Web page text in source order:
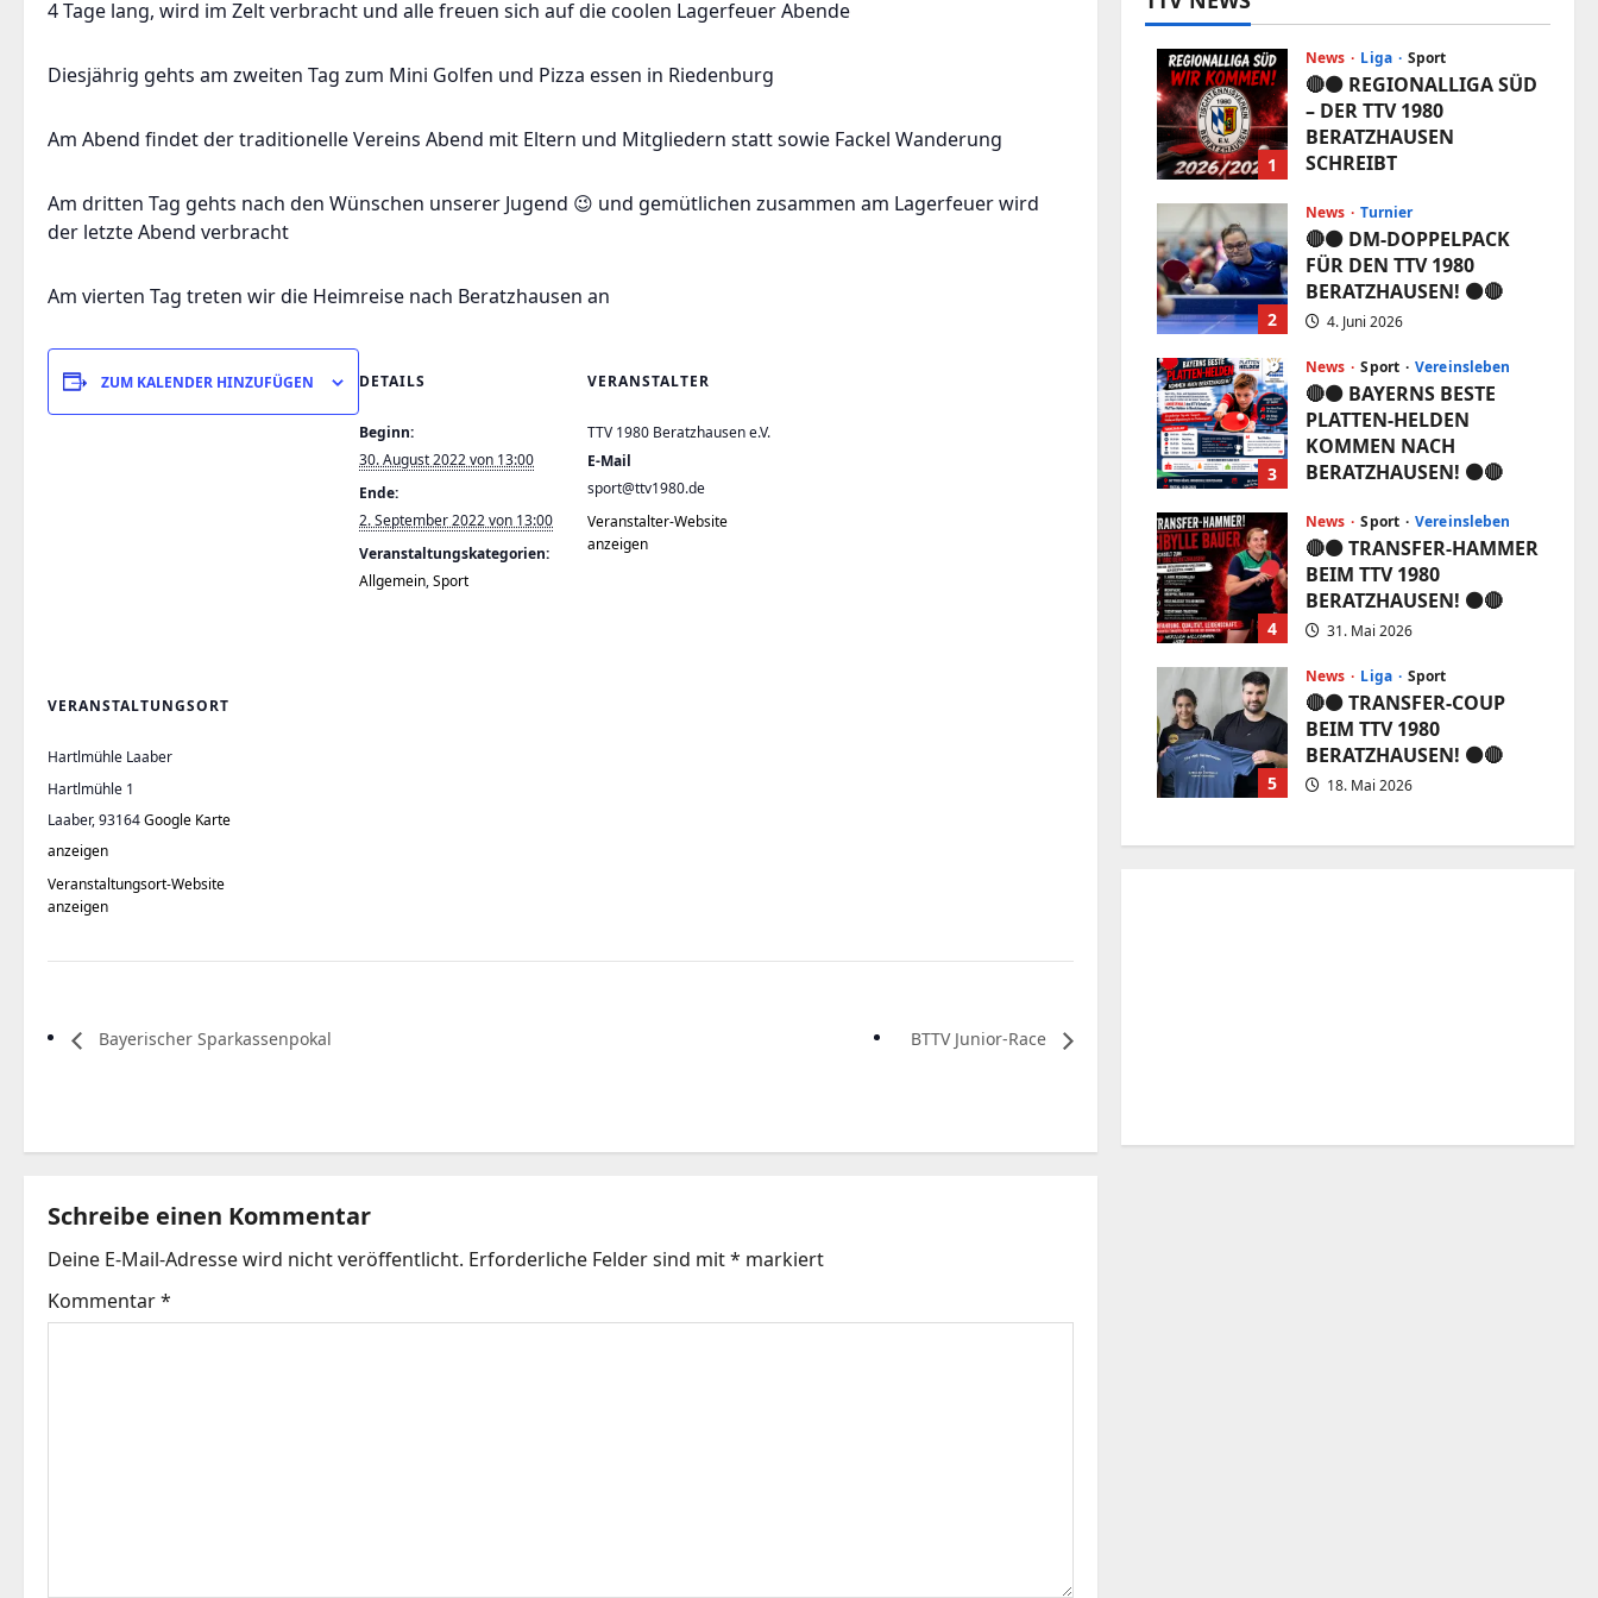
4 Tage lang, wird im Zelt verbracht und alle freuen sich auf die coolen Lagerfeuer Abende
Diesjährig gehts am zweiten Tag zum Mini Golfen und Pizza essen in Riedenburg
Am Abend findet der traditionelle Vereins Abend mit Eltern und Mitgliedern statt sowie Fackel Wanderung
Am dritten Tag gehts nach den Wünschen unserer Jugend 😉 und gemütlichen zusammen am Lagerfeuer wird
der letzte Abend verbracht
Am vierten Tag treten wir die Heimreise nach Beratzhausen an
ZUM KALENDER HINZUFÜGEN DETAILS
Beginn:
30. August 2022 von 13:00
Ende:
2. September 2022 von 13:00
Veranstaltungskategorien:
Allgemein,Sport
VERANSTALTER
TTV 1980 Beratzhausen e.V.
E-Mail
sport@ttv1980.de
Veranstalter-Website
anzeigen
VERANSTALTUNGSORT
Hartlmühle Laaber
Hartlmühle 1
Laaber,93164Google Karte
anzeigen
Veranstaltungsort-Website
anzeigen
Bayerischer Sparkassenpokal BTTV Junior-Race
Schreibe einen Kommentar
Deine E-Mail-Adresse wird nicht veröffentlicht. Erforderliche Felder sind mit* markiert
Kommentar*
1
News Liga Sport
🔴⚫️ REGIONALLIGA SÜD
– DER TTV 1980
BERATZHAUSEN
SCHREIBT
⚫️🔴
5. Juni 2026
2
News Turnier
🔴⚫️ DM-DOPPELPACK
FÜR DEN TTV 1980
BERATZHAUSEN! ⚫️🔴
4. Juni 2026
3
News Sport Vereinsleben
🔴⚫️ BAYERNS BESTE
PLATTEN-HELDEN
KOMMEN NACH
BERATZHAUSEN! ⚫️🔴
4
News Sport Vereinsleben
🔴⚫️ TRANSFER-HAMMER
BEIM TTV 1980
BERATZHAUSEN! ⚫️🔴
31. Mai 2026
5
News Liga Sport
🔴⚫️ TRANSFER-COUP
BEIM TTV 1980
BERATZHAUSEN! ⚫️🔴
18. Mai 2026